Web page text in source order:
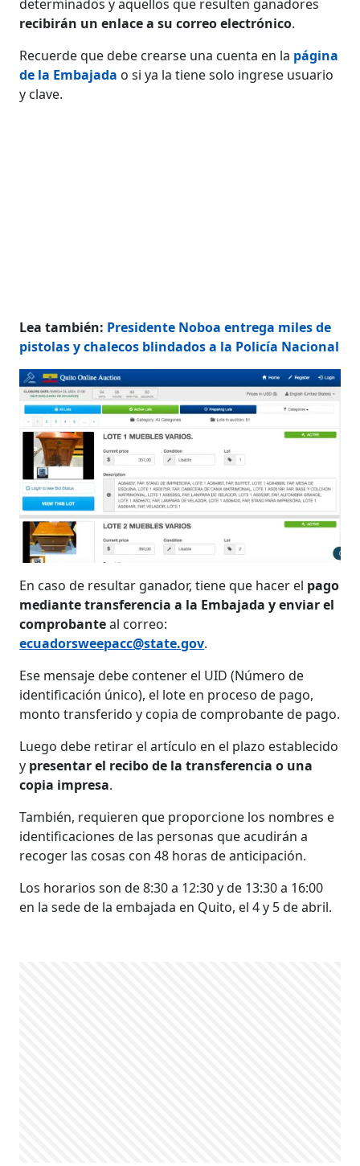
determinados y aquellos que resulten ganadores
recibirán un enlace a su correo electrónico.
Recuerde que debe crearse una cuenta en la página
de la Embajada o si ya la tiene solo ingrese usuario
y clave.
Lea también: Presidente Noboa entrega miles de
pistolas y chalecos blindados a la Policía Nacional
En caso de resultar ganador, tiene que hacer el pago
mediante transferencia a la Embajada y enviar el
comprobanteal correo:
ecuadorsweepacc@state.gov.
Ese mensaje debe contener el UID (Número de
identificación único), el lote en proceso de pago,
monto transferido y copia de comprobante de pago.
Luego debe retirar el artículo en el plazo establecido
y presentar el recibo de la transferencia o una
copia impresa.
También, requieren que proporcione los nombres e
identificaciones de las personas que acudirán a
recoger las cosas con 48 horas de anticipación.
Los horarios son de 8:30 a 12:30 y de 13:30 a 16:00
en la sede de la embajada en Quito, el 4 y 5 de abril.